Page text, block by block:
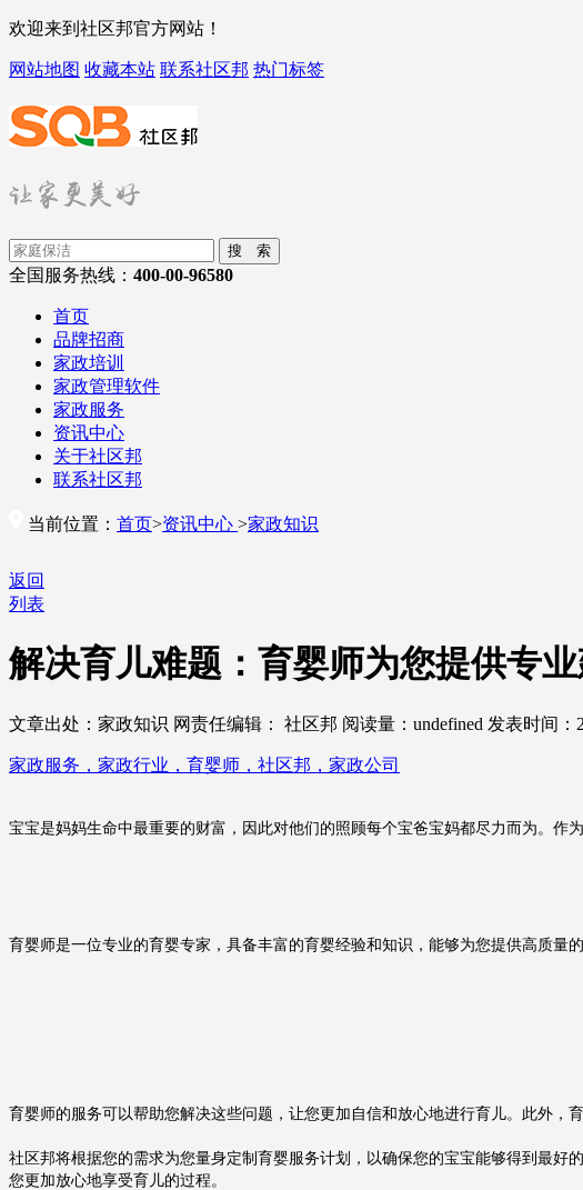
欢迎来到社区邦官方网站！
网站地图 收藏本站 联系社区邦 热门标签
搜 索
全国服务热线： 400-00-96580
首页
品牌招商
家政培训
家政管理软件
家政服务
资讯中心
关于社区邦
联系社区邦
当前位置： 首页>资讯中心 >家政知识
返回
列表
解决育儿难题：育婴师为您提供专业
文章出处：家政知识 网责任编辑： 社区邦 阅读量： undefined 发表时间：
家政服务，家政行业，育婴师，社区邦，家政公司
宝宝是妈妈生命中最重要的财富，因此对他们的照顾每个宝爸宝妈都尽力而为。作
育婴师是一位专业的育婴专家，具备丰富的育婴经验和知识，能够为您提供高质量
育婴师的服务可以帮助您解决这些问题，让您更加自信和放心地进行育儿。此外，
社区邦将根据您的需求为您量身定制育婴服务计划，以确保您的宝宝能够得到最
您更加放心地享受育儿的过程。